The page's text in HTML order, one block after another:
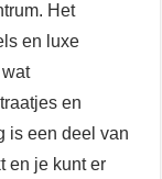
Het
en luxe
en
is een deel van
en je kunt er